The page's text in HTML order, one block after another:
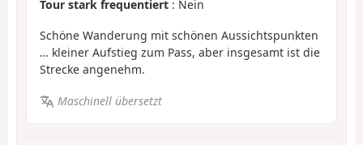
Tour stark frequentiert : Nein
Schöne Wanderung mit schönen Aussichtspunkten
… kleiner Aufstieg zum Pass, aber insgesamt ist die
Strecke angenehm.
Maschinell übersetzt